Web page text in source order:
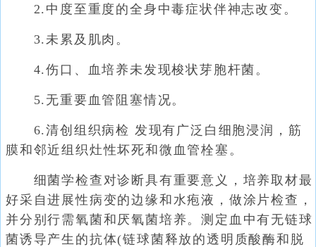
2.中度至重度的全身中毒症状伴神志改变。
3.未累及肌肉。
4.伤口、血培养未发现梭状芽胞杆菌。
5.无重要血管阻塞情况。
6.清创组织病检 发现有广泛白细胞浸润，筋
膜和邻近组织灶性坏死和微血管栓塞。
细菌学检查对诊断具有重要意义，培养取材最
好采自进展性病变的边缘和水疱液，做涂片检查，
并分别行需氧菌和厌氧菌培养。测定血中有无链球
菌诱导产生的抗体(链球菌释放的透明质酸酶和脱